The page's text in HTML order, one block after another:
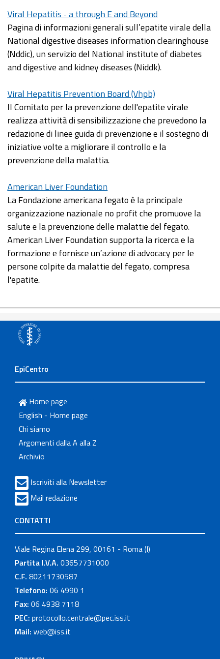
Viral Hepatitis - a through E and Beyond
Pagina di informazioni generali sull’epatite virale della
National digestive diseases information clearinghouse
(Nddic), un servizio del National institute of diabetes
and digestive and kidney diseases (Niddk).
Viral Hepatitis Prevention Board (Vhpb)
Il Comitato per la prevenzione dell'epatite virale
realizza attività di sensibilizzazione che prevedono la
redazione di linee guida di prevenzione e il sostegno di
iniziative volte a migliorare il controllo e la
prevenzione della malattia.
American Liver Foundation
La Fondazione americana fegato è la principale
organizzazione nazionale no profit che promuove la
salute e la prevenzione delle malattie del fegato.
American Liver Foundation supporta la ricerca e la
formazione e fornisce un’azione di advocacy per le
persone colpite da malattie del fegato, compresa
l'epatite.
EpiCentro
Home page
English - Home page
Chi siamo
Argomenti dalla A alla Z
Archivio
Iscriviti alla Newsletter
Mail redazione
CONTATTI
Viale Regina Elena 299, 00161 - Roma (I)
Partita I.V.A. 03657731000
C.F. 80211730587
Telefono: 06 4990 1
Fax: 06 4938 7118
PEC: protocollo.centrale@pec.iss.it
Mail: web@iss.it